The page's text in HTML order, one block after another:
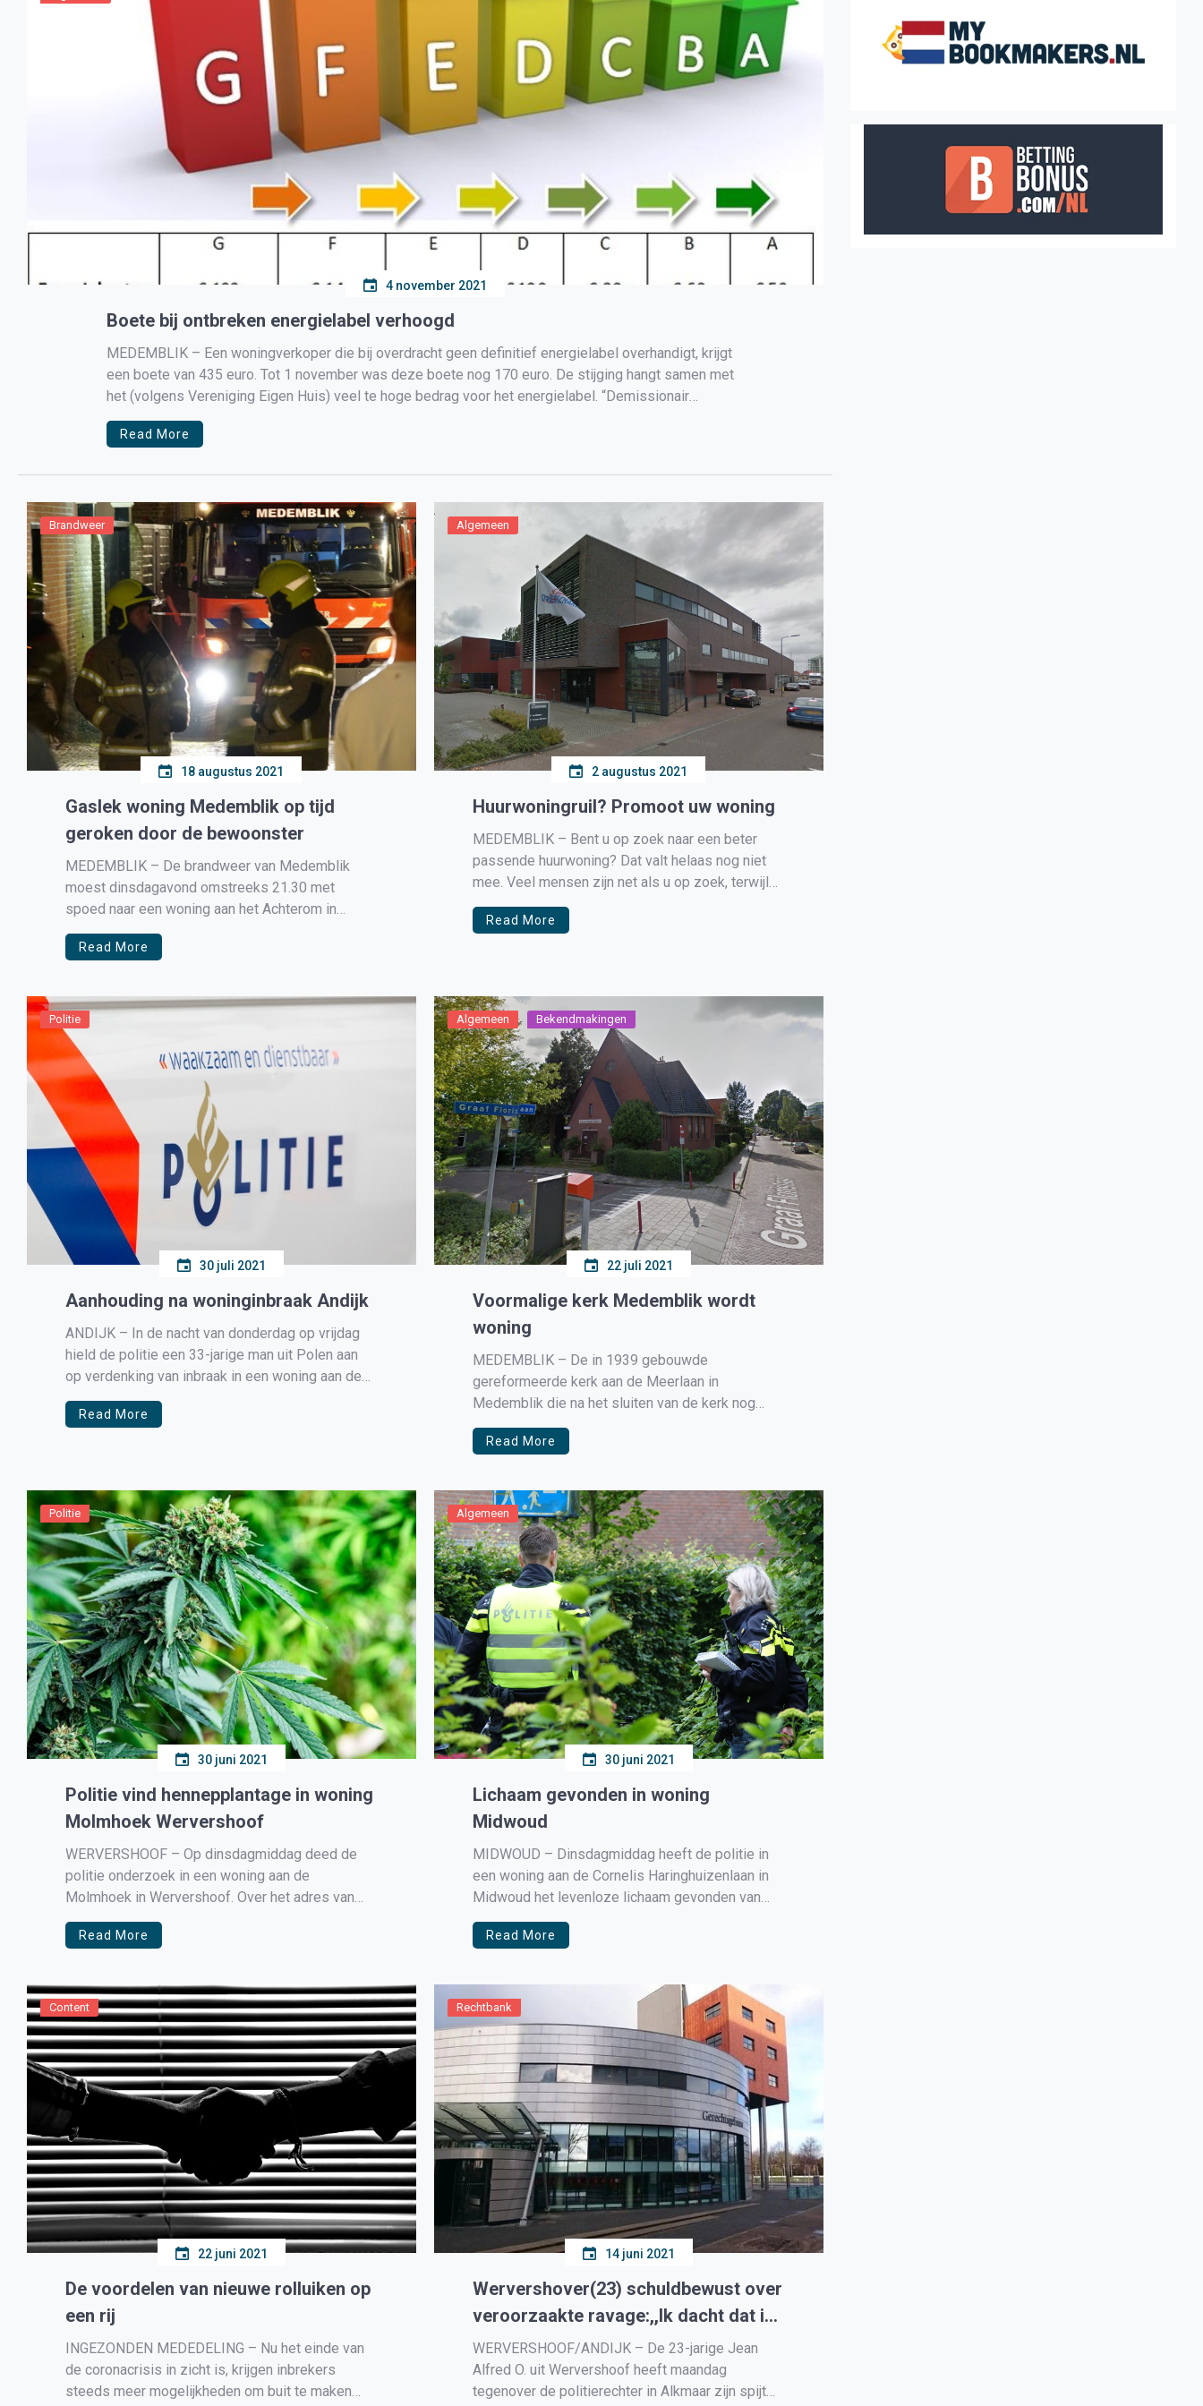
4 november 2021
Boete bij ontbreken energielabel verhoogd
MEDEMBLIK – Een woningverkoper die bij overdracht geen definitief energielabel overhandigt, krijgt
een boete van 435 euro. Tot 1 november was deze boete nog 170 euro. De stijging hangt samen met
het (volgens Vereniging Eigen Huis) veel te hoge bedrag voor het energielabel. “Demissionair
minister Ollongren beloofde dat de prijzen […]
Read More
Brandweer
18 augustus 2021
Gaslek woning Medemblik op tijd
geroken door de bewoonster
MEDEMBLIK – De brandweer van Medemblik
moest dinsdagavond omstreeks 21.30 met
spoed naar een woning aan het Achterom in
Medemblik omdat de vrouw des huizes dacht
een gaslucht te ruiken. De vrouw belde Liander
komen.. Niet veel later kwam ook de […]
Read More
Algemeen
2 augustus 2021
Huurwoningruil? Promoot uw woning
MEDEMBLIK – Bent u op zoek naar een beter
passende huurwoning? Dat valt helaas nog niet
mee. Veel mensen zijn net als u op zoek, terwijl
het aanbod van betaalbare huurwoningen beperkt
is. De kans dat u dus daadwerkelijk geselecteerd
Read More
Politie
30 juli 2021
Aanhouding na woninginbraak Andijk
ANDIJK – In de nacht van donderdag op vrijdag
hield de politie een 33-jarige man uit Polen aan
op verdenking van inbraak in een woning aan de
Gerrit de Vriesweg in Andijk. hield de politie een
33-jarige man uit Polen aan op verdenking van
Read More
Algemeen Bekendmakingen
22 juli 2021
Voormalige kerk Medemblik wordt
woning
MEDEMBLIK – De in 1939 gebouwde
gereformeerde kerk aan de Meerlaan in
Medemblik die na het sluiten van de kerk nog
dienst heeft gedaan als opnamestudio krijgt een
andere functie, die van woonhuis. De nieuwe
Medemblik op 19 juli j.l. een
omgevingsvergunning […]
Read More
Politie
30 juni 2021
Politie vind hennepplantage in woning
Molmhoek Wervershoof
WERVERSHOOF – Op dinsdagmiddag deed de
politie onderzoek in een woning aan de
Molmhoek in Wervershoof. Over het adres van
een tip binnengekomen dat hier mogelijk hennep
zou worden gekweekt. In de woning vond de
zesendertig (36) planten. Er bleek geen sprake te
[…]
Read More
Algemeen
30 juni 2021
Lichaam gevonden in woning
Midwoud
MIDWOUD – Dinsdagmiddag heeft de politie in
een woning aan de Cornelis Haringhuizenlaan in
Midwoud het levenloze lichaam gevonden van
een man. Volgend woordvoering van de politie
woont jongeman die in de woning is gevonden
de man een natuurlijke of […]
Read More
Content
22 juni 2021
De voordelen van nieuwe rolluiken op
een rij
INGEZONDEN MEDEDELING – Nu het einde van
de coronacrisis in zicht is, krijgen inbrekers
steeds meer mogelijkheden om buit te maken
Rechtbank
14 juni 2021
Wervershover(23) schuldbewust over
veroorzaakte ravage:,,Ik dacht dat ik
Max Verstappen was”
WERVERSHOOF/ANDIJK – De 23-jarige Jean
Alfred O. uit Wervershoof heeft maandag
tegenover de politierechter in Alkmaar zijn spijt